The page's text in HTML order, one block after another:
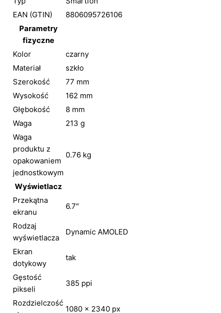
EAN (GTIN)
8806095726106
Parametry
fizyczne
Kolor
czarny
Materiał
szkło
Szerokość
77 mm
Wysokość
162 mm
Głębokość
8 mm
Waga
213 g
Waga
produktu z
opakowaniem
jednostkowym
0.76 kg
Wyświetlacz
Przekątna
ekranu
6.7″
Rodzaj
wyświetlacza
Dynamic AMOLED
Ekran
dotykowy
tak
Gęstość
pikseli
385 ppi
Rozdzielczość
1080 x 2340 px